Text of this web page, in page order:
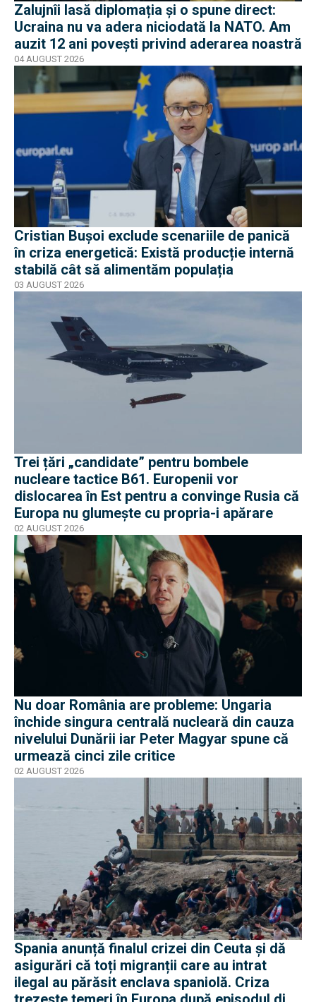
Zalujnîi lasă diplomația și o spune direct:
Ucraina nu va adera niciodată la NATO. Am
auzit 12 ani povești privind aderarea noastră
04 AUGUST 2026
Cristian Bușoi exclude scenariile de panică
în criza energetică: Există producție internă
stabilă cât să alimentăm populația
03 AUGUST 2026
Trei țări „candidate” pentru bombele
nucleare tactice B61. Europenii vor
dislocarea în Est pentru a convinge Rusia că
Europa nu glumește cu propria-i apărare
02 AUGUST 2026
Nu doar România are probleme: Ungaria
închide singura centrală nucleară din cauza
nivelului Dunării iar Peter Magyar spune că
urmează cinci zile critice
02 AUGUST 2026
Spania anunță finalul crizei din Ceuta și dă
asigurări că toți migranții care au intrat
ilegal au părăsit enclava spaniolă. Criza